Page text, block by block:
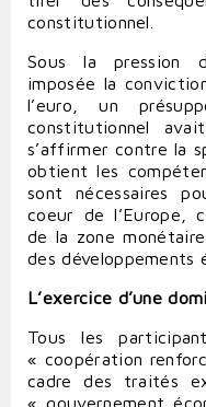
constitutionnel.
Sous la pression
imposée la
l’euro, un
constitutionnel
s’affirmer contre la
obtient les
sont nécessaires
coeur de l’Europe,
de la zone
des développements
L’exercice d’une
Tous les
« coopération
cadre des traités
« gouvernement